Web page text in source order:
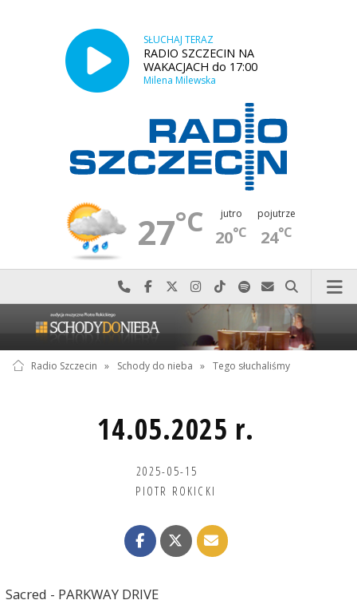
SŁUCHAJ TERAZ
RADIO SZCZECIN NA
WAKACJACH do 17:00
Milena Milewska
27°C jutro
20°C
pojutrze
24°C
Najlepiej po prostu do nas zadzwoń
Odwiedź nas na Facebook-u
Odwiedź nas na X
Odwiedź nas na Instagram-ie
Odwiedź nas na TikTok-u
Szukaj nas na Spotify
Wyślij do nas
Szukaj
Radio Szczecin » Schody do nieba » Tego słuchaliśmy
14.05.2025 r.
2025-05-15
PIOTR ROKICKI
Sacred - PARKWAY DRIVE